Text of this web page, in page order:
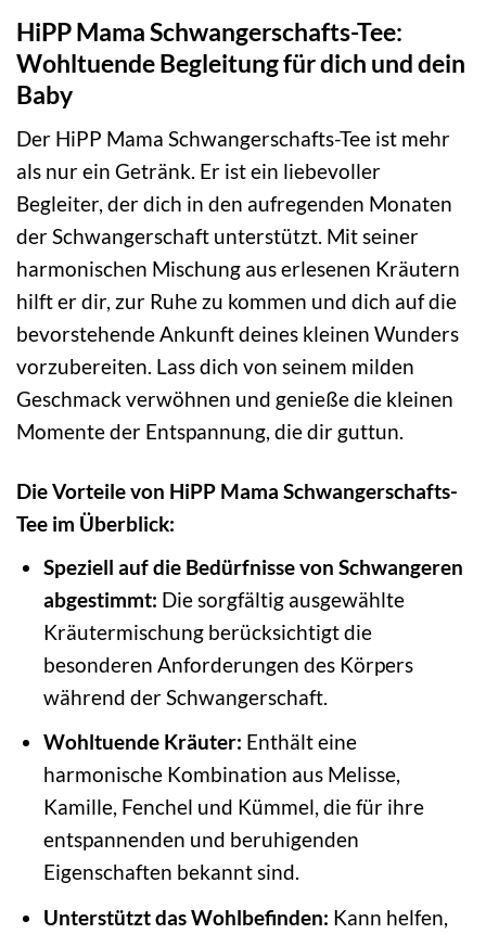
HiPP Mama Schwangerschafts-Tee:
Wohltuende Begleitung für dich und dein
Baby
Der HiPP Mama Schwangerschafts-Tee ist mehr
als nur ein Getränk. Er ist ein liebevoller
Begleiter, der dich in den aufregenden Monaten
der Schwangerschaft unterstützt. Mit seiner
harmonischen Mischung aus erlesenen Kräutern
hilft er dir, zur Ruhe zu kommen und dich auf die
bevorstehende Ankunft deines kleinen Wunders
vorzubereiten. Lass dich von seinem milden
Geschmack verwöhnen und genieße die kleinen
Momente der Entspannung, die dir guttun.
Die Vorteile von HiPP Mama Schwangerschafts-
Tee im Überblick:
Speziell auf die Bedürfnisse von Schwangeren
abgestimmt: Die sorgfältig ausgewählte
Kräutermischung berücksichtigt die
besonderen Anforderungen des Körpers
während der Schwangerschaft.
Wohltuende Kräuter: Enthält eine
harmonische Kombination aus Melisse,
Kamille, Fenchel und Kümmel, die für ihre
entspannenden und beruhigenden
Eigenschaften bekannt sind.
Unterstützt das Wohlbefinden: Kann helfen,